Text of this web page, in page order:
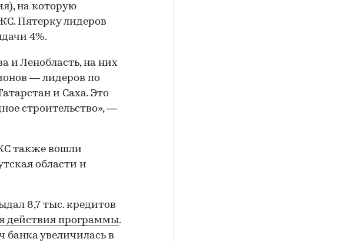
на которую
Пятерку лидеров
4%.
Ленобласть, на них
— лидеров по
и Саха. Это
строительство», —
также вошли
области и
8,7 тыс. кредитов
действия программы.
увеличилась в